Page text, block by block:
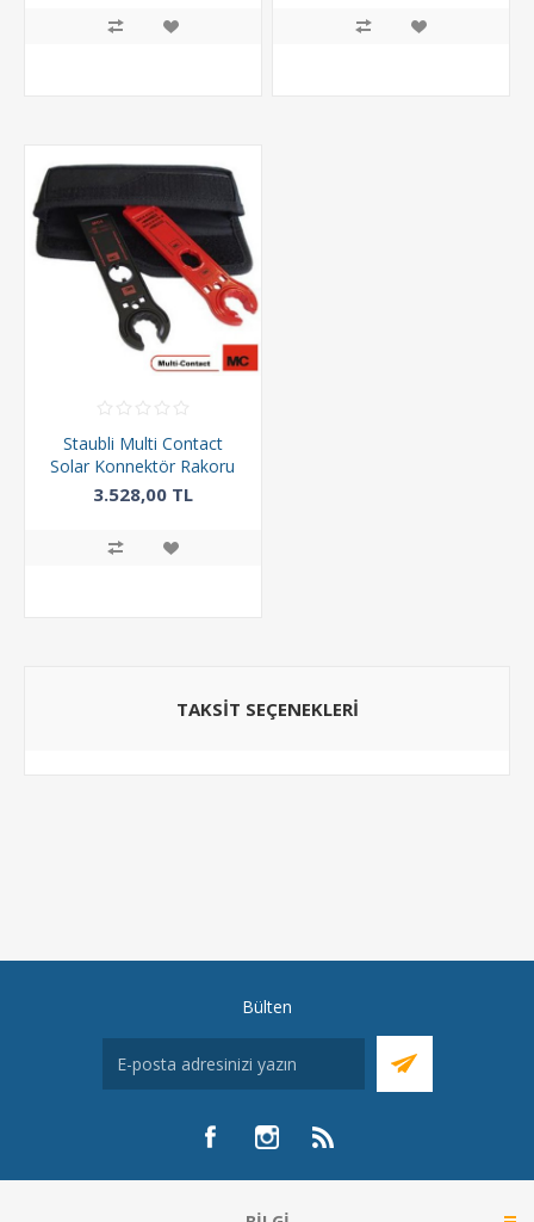
Staubli Multi Contact
Solar Konnektör Rakoru
Sıkma Anahtarı- PV-MS-
3.528,00 TL
TAKSIT SEÇENEKLERI
Bülten